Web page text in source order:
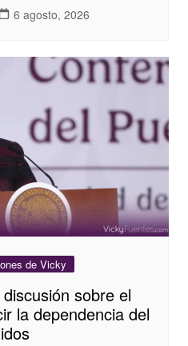
6 agosto, 2026
de Vicky
sobre el
la dependencia del